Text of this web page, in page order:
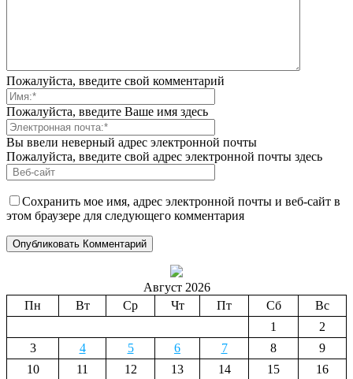
Пожалуйста, введите свой комментарий
Пожалуйста, введите Ваше имя здесь
Вы ввели неверный адрес электронной почты
Пожалуйста, введите свой адрес электронной почты здесь
Сохранить мое имя, адрес электронной почты и веб-сайт в
этом браузере для следующего комментария
Август 2026
Пн
Вт Ср Чт Пт Сб
Вс
1
2
3
4 5 6 7 8
9
10
11 12 13 14 15
16